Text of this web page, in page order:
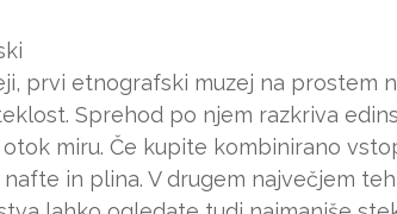
prvi etnografski muzej na prostem
Sprehod po njem razkriva
miru. Če kupite kombinirano
nafte in plina. V drugem največjem